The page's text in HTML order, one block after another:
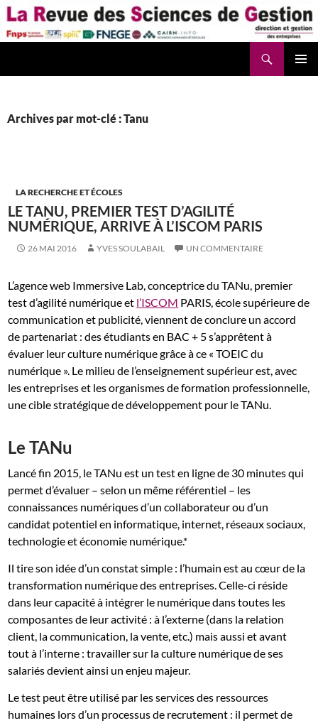
Aller
au
contenu
Archives par mot-clé : Tanu
LA RECHERCHE ET ÉCOLES
LE TANU, PREMIER TEST D’AGILITÉ
NUMÉRIQUE, ARRIVE À L’ISCOM PARIS
26 MAI 2016 YVES SOULABAIL UN COMMENTAIRE
L’agence web Immersive Lab, conceptrice du TANu, premier
test d’agilité numérique et l’ISCOM PARIS, école supérieure de
communication et publicité, viennent de conclure un accord
de partenariat : des étudiants en BAC + 5 s’apprêtent à
évaluer leur culture numérique grâce à ce « TOEIC du
numérique ». Le milieu de l’enseignement supérieur est, avec
les entreprises et les organismes de formation professionnelle,
une cible stratégique de développement pour le TANu.
Le TANu
Lancé fin 2015, le TANu est un test en ligne de 30 minutes qui
permet d’évaluer – selon un même référentiel – les
connaissances numériques d’un collaborateur ou d’un
candidat potentiel en informatique, internet, réseaux sociaux,
technologie et économie numérique.*
Il tire son idée d’un constat simple : l’humain est au cœur de la
transformation numérique des entreprises. Celle-ci réside
dans leur capacité à intégrer le numérique dans toutes les
composantes de leur activité : à l’externe (dans la relation
client, la communication, la vente, etc.) mais aussi et avant
tout à l’interne : travailler sur la culture numérique de ses
salariés devient ainsi un enjeu majeur.
Le test peut être utilisé par les services des ressources
humaines lors d’un processus de recrutement : il permet de